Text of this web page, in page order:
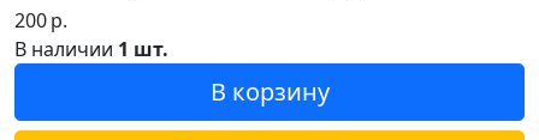
200р.
В наличии 1 шт.
В корзину